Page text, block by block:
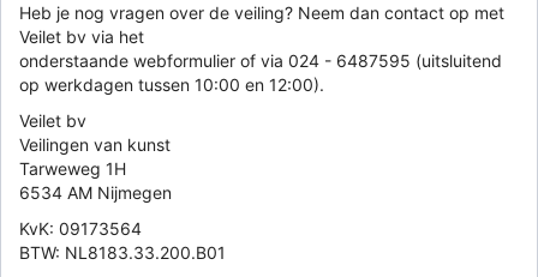
Heb je nog vragen over de veiling? Neem dan contact op met
Veilet bv via het
onderstaande webformulier of via 024 - 6487595 (uitsluitend
op werkdagen tussen 10:00 en 12:00).
Veilet bv
Veilingen van kunst
Tarweweg 1H
6534 AM Nijmegen
KvK: 09173564
BTW: NL8183.33.200.B01